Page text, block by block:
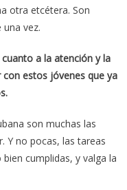
otra etcétera. Son
vez.
a la atención y la
estos jóvenes que ya
son muchas las
Y no pocas, las tareas
cumplidas, y valga la